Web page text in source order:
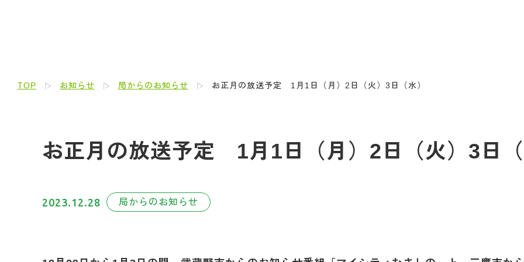
TOP お知らせ 局からのお知らせ お正月の放送予定 1月1日（月）2日（火）3日（水）
お正月の放送予定 1月1日（月）2日（火）3日
2023.12.28 局からのお知らせ